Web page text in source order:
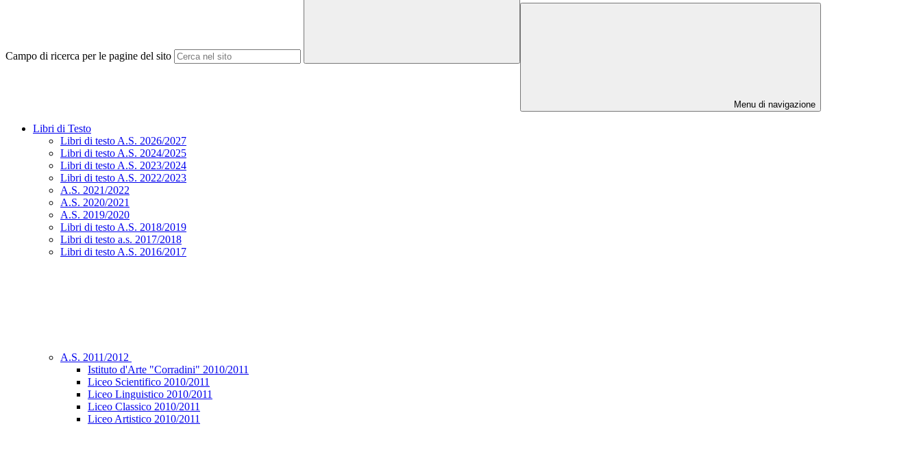
Campo di ricerca per le pagine del sito
Menu di navigazione
Libri di Testo
Libri di testo A.S. 2026/2027
Libri di testo A.S. 2024/2025
Libri di testo A.S. 2023/2024
Libri di testo A.S. 2022/2023
A.S. 2021/2022
A.S. 2020/2021
A.S. 2019/2020
Libri di testo A.S. 2018/2019
Libri di testo a.s. 2017/2018
Libri di testo A.S. 2016/2017
A.S. 2011/2012
Istituto d'Arte "Corradini" 2010/2011
Liceo Scientifico 2010/2011
Liceo Linguistico 2010/2011
Liceo Classico 2010/2011
Liceo Artistico 2010/2011